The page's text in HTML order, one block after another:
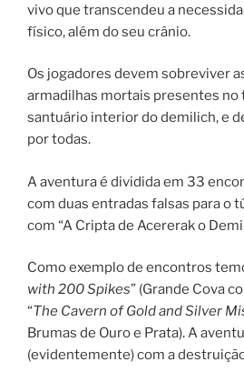
vivo que transcendeu a
físico, além do seu crânio.
Os jogadores devem sobreviver
armadilhas mortais presentes no
santuário interior do demilich, e
por todas.
A aventura é dividida em 33
com duas entradas falsas para o
com “A Cripta de Acererak o
Como exemplo de encontros
with 200 Spikes” (Grande Cova
“The Cavern of Gold and Silver
Brumas de Ouro e Prata). A
(evidentemente) com a